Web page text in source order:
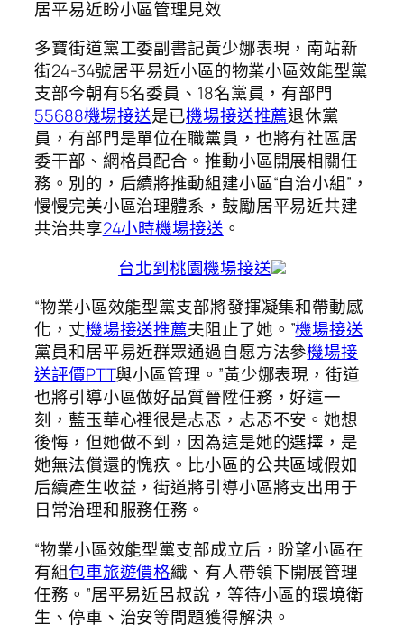
居平易近盼小區管理見效
多寶街道黨工委副書記黃少娜表現，南站新
街24-34號居平易近小區的物業小區效能型黨
支部今朝有5名委員、18名黨員，有部門
55688機場接送是已機場接送推薦退休黨
員，有部門是單位在職黨員，也將有社區居
委干部、網格員配合。推動小區開展相關任
務。別的，后續將推動組建小區“自治小組”，
慢慢完美小區治理體系，鼓勵居平易近共建
共治共享24小時機場接送 。
台北到桃園機場接送
“物業小區效能型黨支部將發揮凝集和帶動感
化，丈機場接送推薦夫阻止了她。”機場接送
黨員和居平易近群眾通過自愿方法參機場接
送評價PTT與小區管理。”黃少娜表現，街道
也將引導小區做好品質晉陞任務，好這一
刻，藍玉華心裡很是忐忑，忐忑不安。她想
後悔，但她做不到，因為這是她的選擇，是
她無法償還的愧疚。比小區的公共區域假如
后續產生收益，街道將引導小區將支出用于
日常治理和服務任務。
“物業小區效能型黨支部成立后，盼望小區在
有組包車旅遊價格織、有人帶領下開展管理
任務。”居平易近呂叔說，等待小區的環境衛
生、停車、治安等問題獲得解決。